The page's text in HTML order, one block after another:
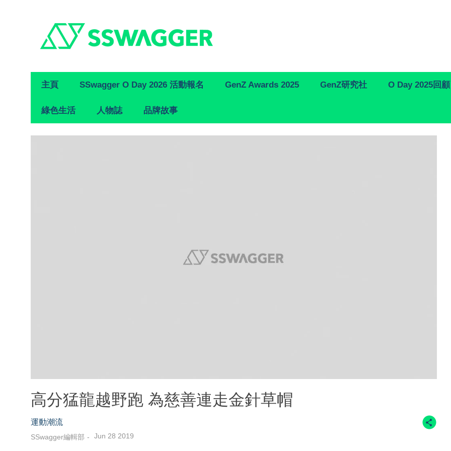
Primary
Navigation
主頁 SSwagger O Day 2026 活動報名 GenZ Awards 2025 GenZ研究社 O Day 2025回顧
綠色生活 人物誌 品牌故事
高分猛龍越野跑 為慈善連走金針草帽
運動潮流
SSwagger編輯部 Jun 28 2019